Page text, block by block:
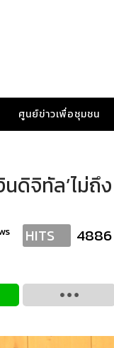
ศูนย์ข่าวเพื่อชุมชน
นดิจิทัล’ไม่
HITS